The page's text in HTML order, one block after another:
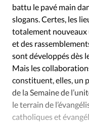
battu le pavé main
slogans. Certes, les
totalement nouveaux
et des
sont développés dès
Mais les
constituent, elles, un
de la Semaine de
le terrain de
catholiques et